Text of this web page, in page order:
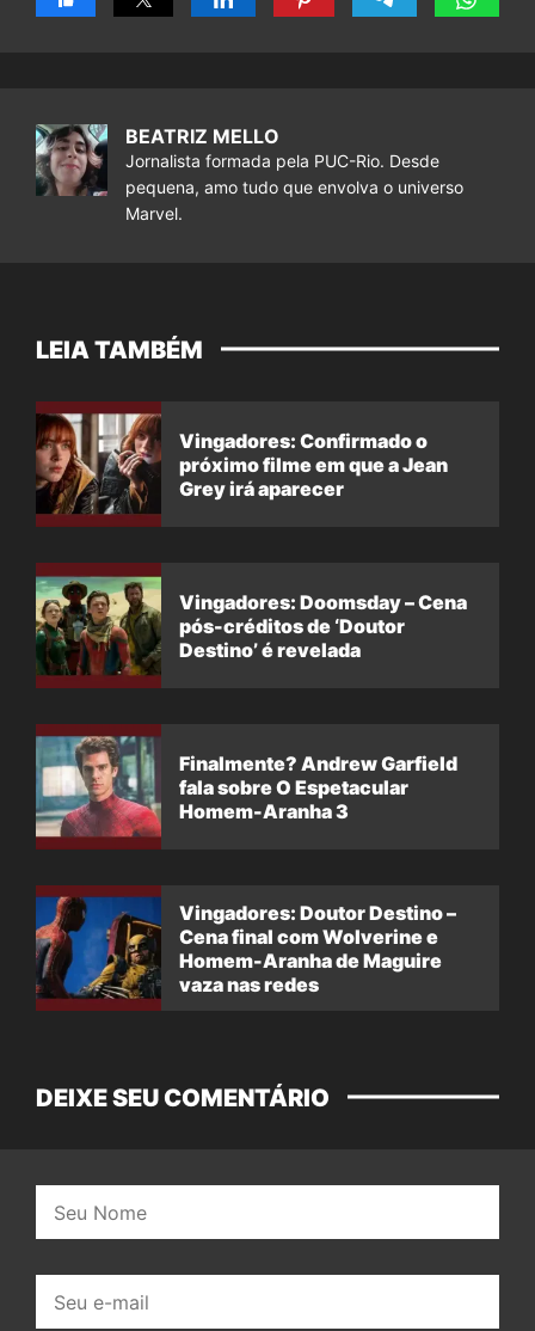
BEATRIZ MELLO
Jornalista formada pela PUC-Rio. Desde
pequena, amo tudo que envolva o universo
Marvel.
LEIA TAMBÉM
Vingadores: Confirmado o
próximo filme em que a Jean
Grey irá aparecer
Vingadores: Doomsday – Cena
pós-créditos de ‘Doutor
Destino’ é revelada
Finalmente? Andrew Garfield
fala sobre O Espetacular
Homem-Aranha 3
Vingadores: Doutor Destino –
Cena final com Wolverine e
Homem-Aranha de Maguire
vaza nas redes
DEIXE SEU COMENTÁRIO
mail: